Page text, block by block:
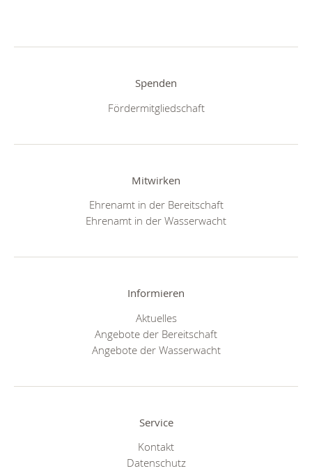
Spenden
Fördermitgliedschaft
Mitwirken
Ehrenamt in der Bereitschaft
Ehrenamt in der Wasserwacht
Informieren
Aktuelles
Angebote der Bereitschaft
Angebote der Wasserwacht
Service
Kontakt
Datenschutz